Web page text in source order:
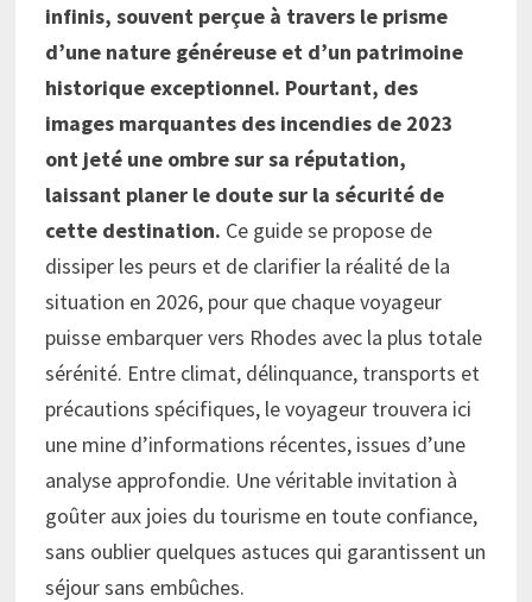
infinis, souvent perçue à travers le prisme
d’une nature généreuse et d’un patrimoine
historique exceptionnel. Pourtant, des
images marquantes des incendies de 2023
ont jeté une ombre sur sa réputation,
laissant planer le doute sur la sécurité de
cette destination. Ce guide se propose de
dissiper les peurs et de clarifier la réalité de la
situation en 2026, pour que chaque voyageur
puisse embarquer vers Rhodes avec la plus totale
sérénité. Entre climat, délinquance, transports et
précautions spécifiques, le voyageur trouvera ici
une mine d’informations récentes, issues d’une
analyse approfondie. Une véritable invitation à
goûter aux joies du tourisme en toute confiance,
sans oublier quelques astuces qui garantissent un
séjour sans embûches.